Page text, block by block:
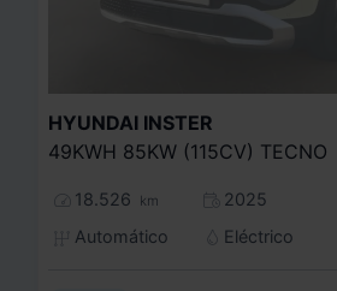
HYUNDAI INSTER
49KWH 85KW (115CV) TECNO
18.526 km
2025
Automático
Eléctrico